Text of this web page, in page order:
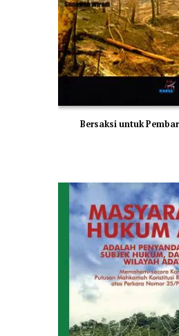
Bersaksi untuk